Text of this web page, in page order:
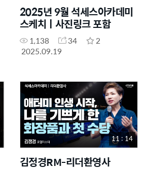
2025년 9월 석세스아카데미
스케치ㅣ사진링크 포함
1,138 34
2
2025.09.19
11 : 14
김정경RM-리더환영사